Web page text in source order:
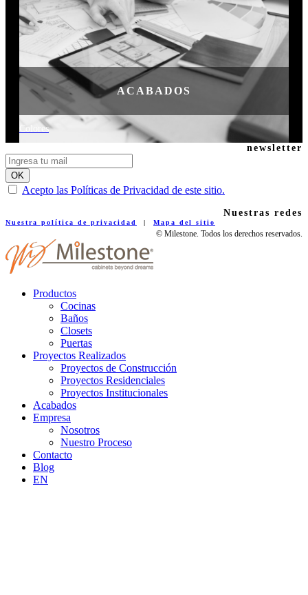
ACABADOS
Colores
newsletter
Acepto las Políticas de Privacidad de este sitio.
Nuestras redes
Nuestra política de privacidad | Mapa del sitio
© Milestone. Todos los derechos reservados.
Productos
Cocinas
Baños
Closets
Puertas
Proyectos Realizados
Proyectos de Construcción
Proyectos Residenciales
Proyectos Institucionales
Acabados
Empresa
Nosotros
Nuestro Proceso
Contacto
Blog
EN